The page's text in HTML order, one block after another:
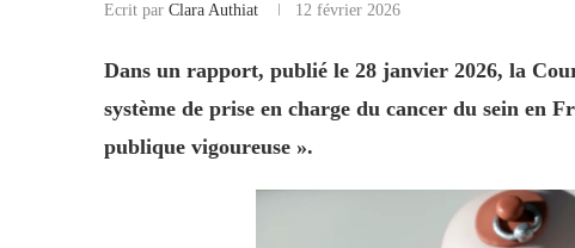
Ecrit par Clara Authiat 12 février 2026
Dans un rapport, publié le 28 janvier 2026, la
système de prise en charge du cancer du sein en
publique vigoureuse ».